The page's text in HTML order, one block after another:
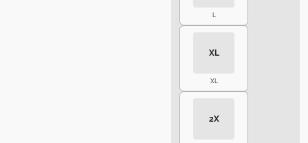
L
XL
XL
2X